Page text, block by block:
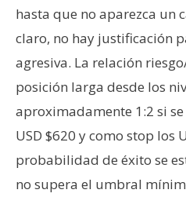
hasta que no aparezca un
claro, no hay justificación
agresiva. La relación
posición larga desde los
aproximadamente 1:2 si
USD $620 y como stop los
probabilidad de éxito se
no supera el umbral